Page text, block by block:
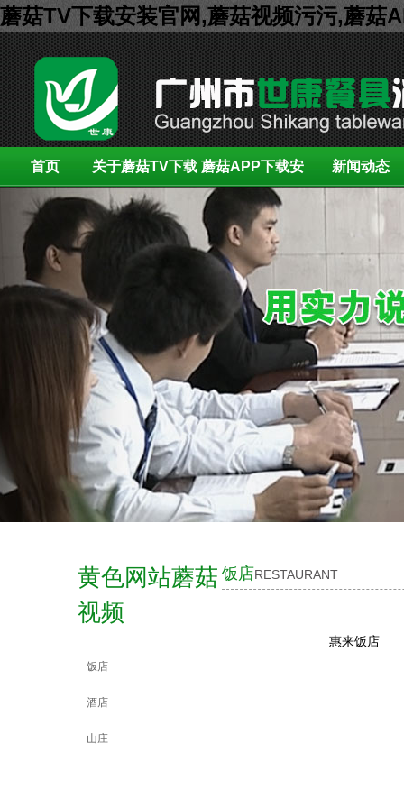
蘑菇TV下载安装官网,蘑菇视频污污,蘑菇
首页 关于蘑菇TV下载
安装官网
蘑菇APP下载安
装展示
新闻动态
黄色网站蘑菇
视频
饭店
酒店
山庄
饭店RESTAURANT
惠来饭店